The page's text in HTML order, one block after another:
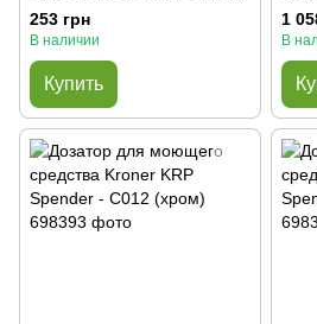
- 016 (хром)
253 грн
В наличии
Купить
-1
В